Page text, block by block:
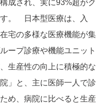
成され、実に93%超がク
。　日本型医療は、入
宅の多様な医療機能が集
ープ診療や機能ユニット
生産性の向上に積極的な
院」と、主に医師一人で診
め、病院に比べると生産